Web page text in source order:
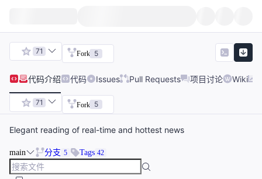
71 Fork 5
代码介绍 代码 Issues Pull Requests 项目讨论 Wiki
71 Fork 5
Elegant reading of real-time and hottest news
main 分支 5 Tags 42